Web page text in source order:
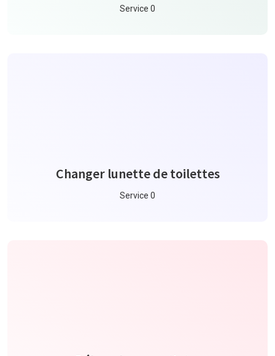
Service 0
Changer lunette de toilettes
Service 0